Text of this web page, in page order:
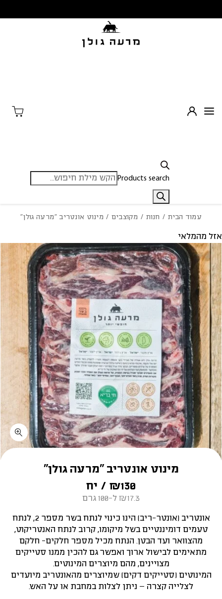
Products search
עמוד הבית / חנות / מקוצבים / מינוט אונטריב “מרעה גולן”
מינוט אונטריב “מרעה גולן”
₪130 / יח
₪17.3 ל-100 גרם
אונטריב (אונטר-ריב) הינו כינוי לנתח בשר מספר 2, לנתח
טעמים דומיננטיים בשל מיקומו, קרוב לנתח האנטריקוט,
מהצוואר ועד הבטן. הנתח מכיל מספר חלקים- חלקם
מתאימים לבישול ארוך ואפשר גם להכין ממנו סטייקים
מצויינים, מהם מיוצרים המינוטים.
המינוטים (סטייקים דקים) שמיוצרים מהאונטריב מיועדים
לצלייה קצרה – ניתן לצלות במחבת או על האש.
אזל מהמלאי